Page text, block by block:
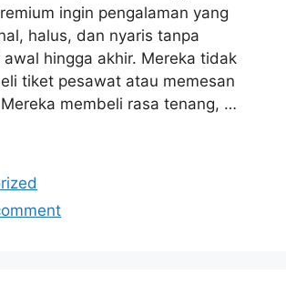
ingin pengalaman yang
halus, dan nyaris tanpa
hingga akhir. Mereka tidak
tiket pesawat atau memesan
membeli rasa tenang, …